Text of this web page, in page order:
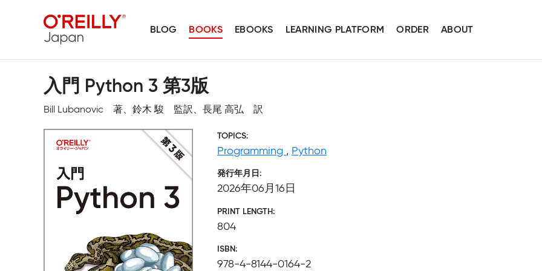
BLOG BOOKS EBOOKS LEARNING PLATFORM ORDER ABOUT
入門 Python 3 第3版
Bill Lubanovic 著、鈴木 駿 監訳、長尾 高弘 訳
TOPICS
Programming , Python
発行年月日
2026年06月16日
PRINT LENGTH
804
ISBN
978-4-8144-0164-2